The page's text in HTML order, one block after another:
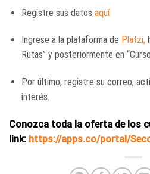
Registre sus datos aquí
Ingrese a la plataforma de Platzi,
Rutas” y posteriormente en
Por último, registre su correo,
interés.
Conozca toda la oferta de los
link: https://apps.co/portal/